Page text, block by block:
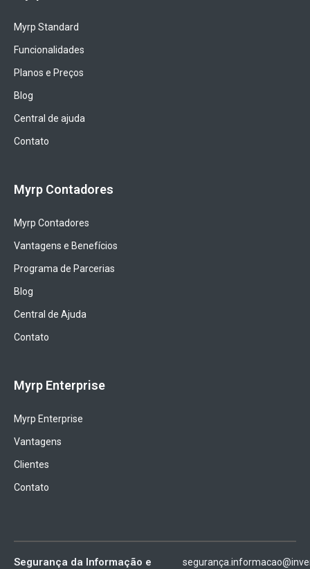
Myrp Standard
Funcionalidades
Planos e Preços
Blog
Central de ajuda
Contato
Myrp Contadores
Myrp Contadores
Vantagens e Benefícios
Programa de Parcerias
Blog
Central de Ajuda
Contato
Myrp Enterprise
Myrp Enterprise
Vantagens
Clientes
Contato
Segurança da Informação e